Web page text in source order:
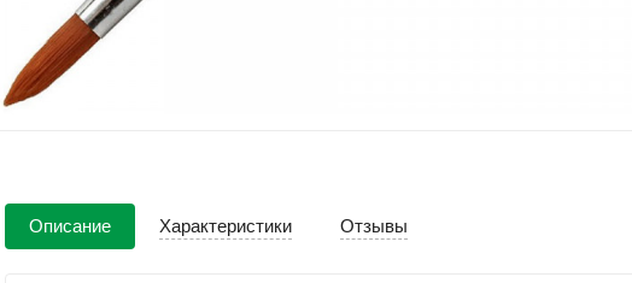
Описание Характеристики Отзывы